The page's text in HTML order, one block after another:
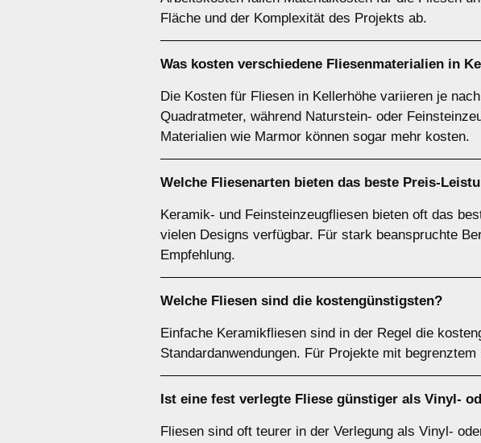
Fläche und der Komplexität des Projekts ab.
Was kosten verschiedene Fliesenmaterialien in
Die Kosten für Fliesen in Kellerhöhe variieren je
Quadratmeter, während Naturstein- oder
Materialien wie Marmor können sogar mehr kosten.
Welche Fliesenarten bieten das beste Preis-
Keramik- und Feinsteinzeugfliesen bieten oft das
vielen Designs verfügbar. Für stark beanspruchte
Empfehlung.
Welche Fliesen sind die kostengünstigsten?
Einfache Keramikfliesen sind in der Regel die
Standardanwendungen. Für Projekte mit
Ist eine fest verlegte Fliese günstiger als Vinyl-
Fliesen sind oft teurer in der Verlegung als Vinyl-